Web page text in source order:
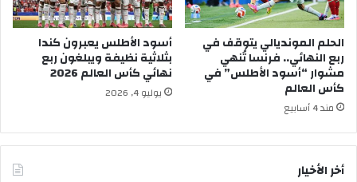
الحلم المونديالي يتوقف في
ربع النهائي.. فرنسا تُنهي
مشوار “أسود الأطلس” في
كأس العالم
مند 4 أسابيع
أسود الأطلس يعبرون كندا
بثلاثية نظيفة ويبلغون ربع
نهائي كأس العالم 2026
يوليو 4, 2026
أخر الأخيار